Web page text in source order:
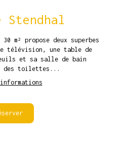
Stendhal
m² propose deux superbes
télévision, une table de
et sa salle de bain
des toilettes...